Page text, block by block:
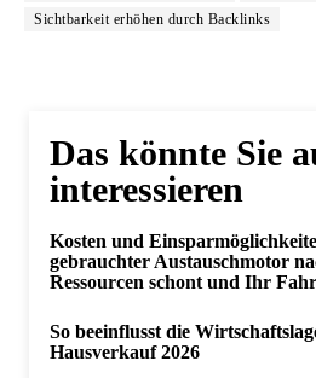
Sichtbarkeit erhöhen durch Backlinks
Das könnte Sie
interessieren
Kosten und
gebrauchter Austauschmotor
Ressourcen schont und Ihr
So beeinflusst die
Hausverkauf 2026